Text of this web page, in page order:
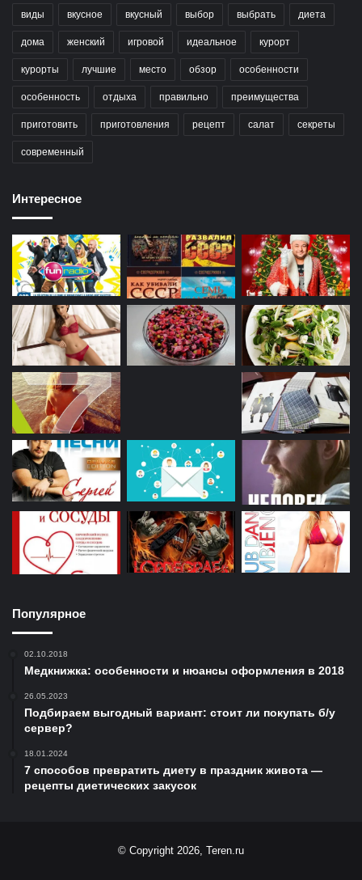
виды вкусное вкусный выбор выбрать диета
дома женский игровой идеальное курорт
курорты лучшие место обзор особенности
особенность отдыха правильно преимущества
приготовить приготовления рецепт салат секреты
современный
Интересное
Популярное
02.10.2018
Медкнижка: особенности и нюансы оформления в 2018
26.05.2023
Подбираем выгодный вариант: стоит ли покупать б/у
сервер?
18.01.2024
7 способов превратить диету в праздник живота —
рецепты диетических закусок
© Copyright 2026, Teren.ru